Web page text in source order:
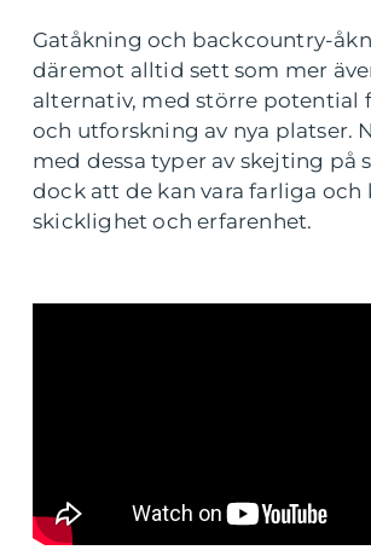
Gatåkning och backcountry-
däremot alltid sett som mer
alternativ, med större potential
och utforskning av nya platser.
med dessa typer av skejting på
dock att de kan vara farliga och
skicklighet och erfarenhet.